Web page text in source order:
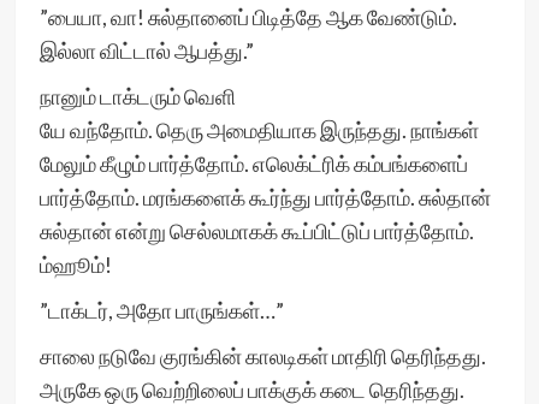
”பையா, வா! சுல்தானைப் பிடித்தே ஆக வேண்டும்.
இல்லா விட்டால் ஆபத்து.”
நானும் டாக்டரும் வெளி
யே வந்தோம். தெரு அமைதியாக இருந்தது. நாங்கள்
மேலும் கீழும் பார்த்தோம். எலெக்ட்ரிக் கம்பங்களைப்
பார்த்தோம். மரங்களைக் கூர்ந்து பார்த்தோம். சுல்தான்
சுல்தான் என்று செல்லமாகக் கூப்பிட்டுப் பார்த்தோம்.
ம்ஹூம்!
”டாக்டர், அதோ பாருங்கள்…”
சாலை நடுவே குரங்கின் காலடிகள் மாதிரி தெரிந்தது.
அருகே ஒரு வெற்றிலைப் பாக்குக் கடை தெரிந்தது.